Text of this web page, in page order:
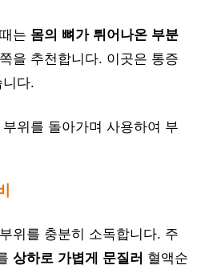
는 몸의 뼈가 튀어나온 부분
을 추천합니다. 이곳은 통증
다.
위를 돌아가며 사용하여 부
위를 충분히 소독합니다. 주
상하로 가볍게 문질러 혈액순